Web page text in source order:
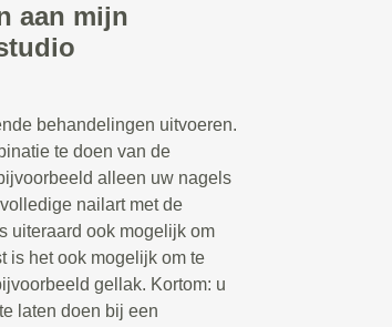
aan mijn
behandelingen uitvoeren.
te doen van de
alleen uw nagels
nailart met de
uiteraard ook mogelijk om
is het ook mogelijk om te
gellak. Kortom: u
laten doen bij een